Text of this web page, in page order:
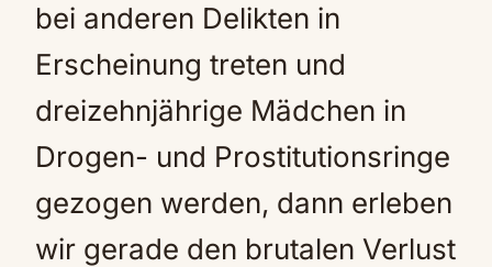
bei anderen Delikten in
Erscheinung treten und
dreizehnjährige Mädchen in
Drogen- und Prostitutionsringe
gezogen werden, dann erleben
wir gerade den brutalen Verlust